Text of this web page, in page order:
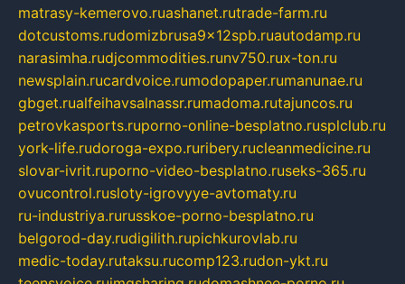
matrasy-kemerovo.ruashanet.rutrade-farm.ru
dotcustoms.rudomizbrusa9x12spb.ruautodamp.ru
narasimha.rudjcommodities.runv750.rux-ton.ru
newsplain.rucardvoice.rumodopaper.rumanunae.ru
gbget.rualfeihavsalnassr.rumadoma.rutajuncos.ru
petrovkasports.ruporno-online-besplatno.rusplclub.ru
york-life.rudoroga-expo.ruribery.rucleanmedicine.ru
slovar-ivrit.ruporno-video-besplatno.ruseks-365.ru
ovucontrol.rusloty-igrovyye-avtomaty.ru
ru-industriya.rurusskoe-porno-besplatno.ru
belgorod-day.rudigilith.rupichkurovlab.ru
medic-today.rutaksu.rucomp123.rudon-ykt.ru